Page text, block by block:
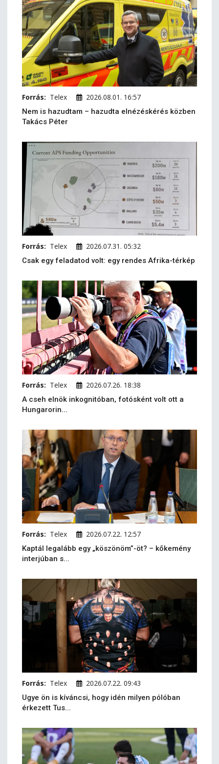
Forrás: Telex 2026.08.01. 16:57
Nem is hazudtam – hazudta elnézéskérés közben
Takács Péter
Forrás: Telex 2026.07.31. 05:32
Csak egy feladatod volt: egy rendes Afrika-térkép
Forrás: Telex 2026.07.26. 18:38
A cseh elnök inkognitóban, fotósként volt ott a
Hungarorin...
Forrás: Telex 2026.07.22. 12:57
Kaptál legalább egy „köszönöm”-öt? – kőkemény
interjúban s...
Forrás: Telex 2026.07.22. 09:43
Ugye ön is kíváncsi, hogy idén milyen pólóban
érkezett Tus...